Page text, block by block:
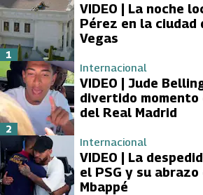
VIDEO | La noche
Pérez en la ciudad
Vegas
1
Internacional
VIDEO | Jude
divertido momento
del Real Madrid
2
Internacional
VIDEO | La
el PSG y su
Mbappé